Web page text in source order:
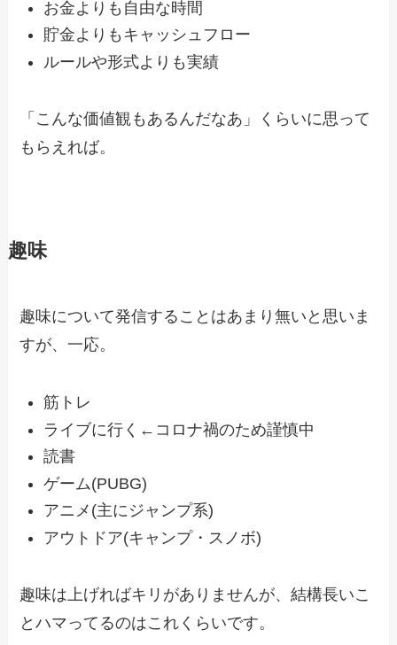
お金よりも自由な時間
貯金よりもキャッシュフロー
ルールや形式よりも実績
「こんな価値観もあるんだなあ」くらいに思って
もらえれば。
趣味
趣味について発信することはあまり無いと思いま
すが、一応。
筋トレ
ライブに行く←コロナ禍のため謹慎中
読書
ゲーム(PUBG)
アニメ(主にジャンプ系)
アウトドア(キャンプ・スノボ)
趣味は上げればキリがありませんが、結構長いこ
とハマってるのはこれくらいです。